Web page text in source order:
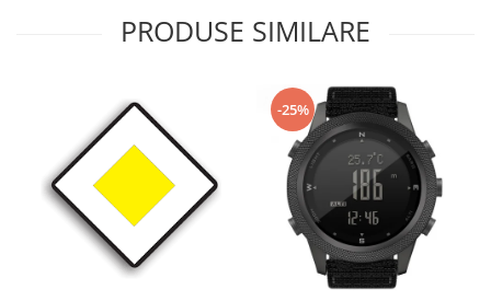
PRODUSE SIMILARE
-25%